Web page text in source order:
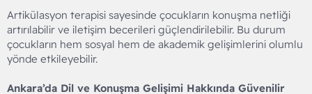
Artikülasyon terapisi sayesinde çocukların konuşma netliği
artırılabilir ve iletişim becerileri güçlendirilebilir. Bu durum
çocukların hem sosyal hem de akademik gelişimlerini olumlu
yönde etkileyebilir.
Ankara’da Dil ve Konuşma Gelişimi Hakkında Güvenilir